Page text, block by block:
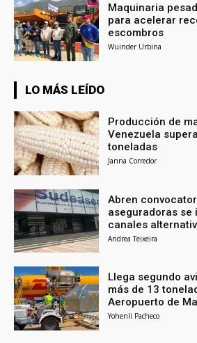
Maquinaria
para acelerar
escombros
Wuinder Urbina
LO MÁS LEÍDO
Producción de
Venezuela
toneladas
Janna Corredor
Abren
aseguradoras se
canales
Andrea Teixeira
Llega segundo
más de 13
Aeropuerto de
Yohenli Pacheco